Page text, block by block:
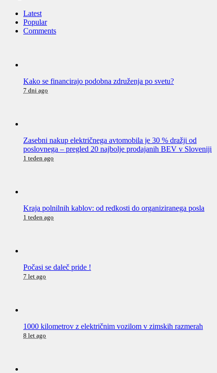
Latest
Popular
Comments
Kako se financirajo podobna združenja po svetu?
7 dni ago
Zasebni nakup električnega avtomobila je 30 % dražji od
poslovnega – pregled 20 najbolje prodajanih BEV v Sloveniji
1 teden ago
Kraja polnilnih kablov: od redkosti do organiziranega posla
1 teden ago
Počasi se daleč pride !
7 let ago
1000 kilometrov z električnim vozilom v zimskih razmerah
8 let ago